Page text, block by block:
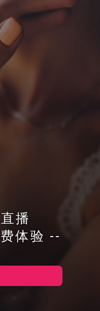
播
体验 --